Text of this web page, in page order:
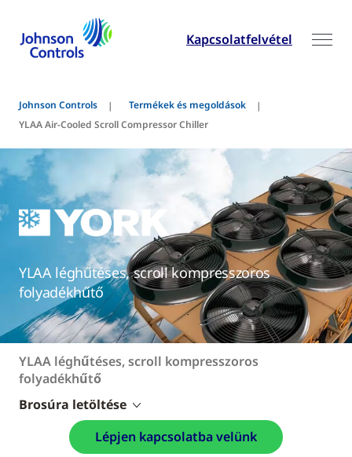
Kapcsolatfelvétel
Johnson Controls
Termékek és megoldások
YLAA Air-Cooled Scroll Compressor Chiller
YLAA léghűtéses, scroll kompresszoros
folyadékhűtő
YLAA léghűtéses, scroll kompresszoros
folyadékhűtő
Brosúra letöltése
Lépjen kapcsolatba velünk